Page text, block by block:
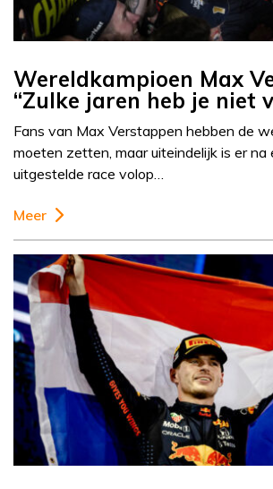
Wereldkampioen Max
“Zulke jaren heb je niet
Fans van Max Verstappen hebben de
moeten zetten, maar uiteindelijk is er na
uitgestelde race volop…
Meer